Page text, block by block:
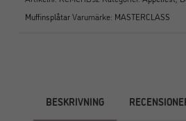
MuffinsplåtarVarumärke: MASTERCLASS
BESKRIVNING